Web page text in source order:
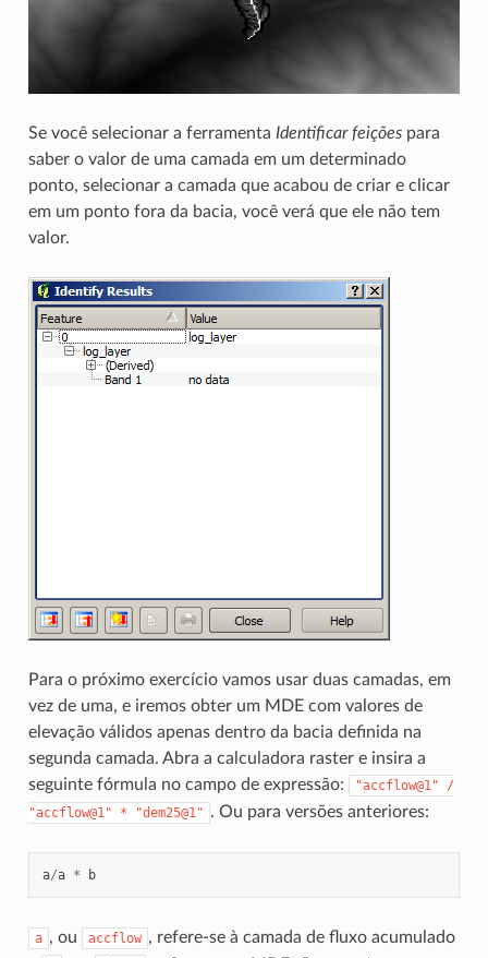
Se você selecionar a ferramenta Identificar feiçõespara
saber o valor de uma camada em um determinado
ponto, selecionar a camada que acabou de criar e clicar
em um ponto fora da bacia, você verá que ele não tem
valor.
Para o próximo exercício vamos usar duas camadas, em
vez de uma, e iremos obter um MDE com valores de
elevação válidos apenas dentro da bacia definida na
segunda camada. Abra a calculadora raster e insira a
seguinte fórmula no campo de expressão:
"accflow@1"
/
"accflow@1"
* "dem25@1" . Ou para versões anteriores:
a/a * b
a , ou accflow , refere-se à camada de fluxo acumulado